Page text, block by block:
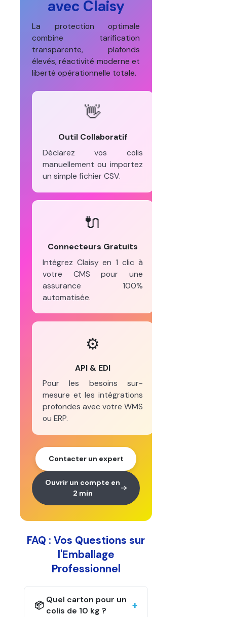
avec Claisy
La protection optimale
combine tarification
transparente, plafonds
élevés, réactivité moderne et
liberté opérationnelle totale.
👋
Outil Collaboratif
Déclarez vos colis
manuellement ou importez
un simple fichier CSV.
🔌
Connecteurs Gratuits
Intégrez Claisy en 1 clic à
votre CMS pour une
assurance 100%
automatisée.
⚙️
API & EDI
Pour les besoins sur-
mesure et les intégrations
profondes avec votre WMS
ou ERP.
Contacter un expert
Ouvrir un compte en
2 min
FAQ : Vos Questions sur
l'Emballage
Professionnel
📦
Quel carton pour un
colis de 10 kg ?